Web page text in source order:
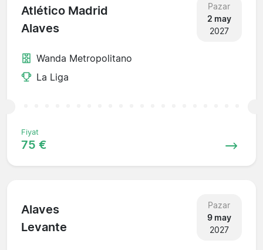
Atlético Madrid
Alaves
Pazar
2 may
2027
Wanda Metropolitano
La Liga
Fiyat
75 €
Alaves
Levante
Pazar
9 may
2027